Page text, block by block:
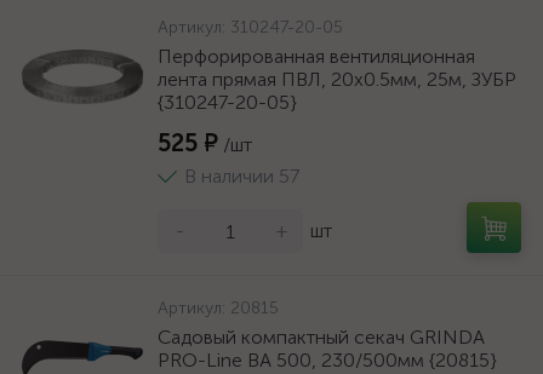
Артикул: 310247-20-05
Перфорированная вентиляционная
лента прямая ПВЛ, 20х0.5мм, 25м, ЗУБР
{310247-20-05}
525 ₽ /шт
В наличии 57
- + шт
Артикул: 20815
Садовый компактный секач GRINDA
PRO-Line BA 500, 230/500мм {20815}